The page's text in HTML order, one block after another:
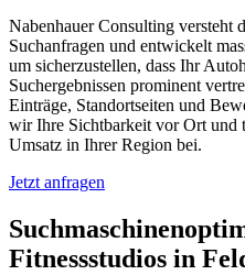
Nabenhauer Consulting versteht
Suchanfragen und entwickelt
um sicherzustellen, dass Ihr
Suchergebnissen prominent
Einträge, Standortseiten und
wir Ihre Sichtbarkeit vor Ort und
Umsatz in Ihrer Region bei.
Jetzt anfragen
Fitnessstudios in